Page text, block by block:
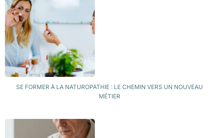
SE FORMER À LA NATUROPATHIE : LE CHEMIN VERS UN NOUVEAU
MÉTIER